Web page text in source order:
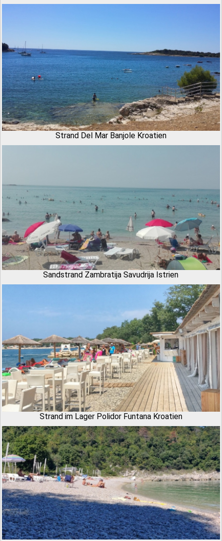
Strand Del Mar Banjole Kroatien
Sandstrand Zambratija Savudrija Istrien
Strand im Lager Polidor Funtana Kroatien